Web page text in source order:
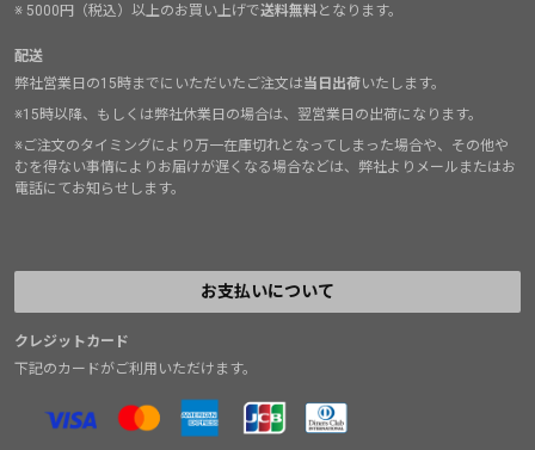
※ 5000円（税込）以上のお買い上げで送料無料となります。
配送
弊社営業日の15時までにいただいたご注文は当日出荷いたします。
※15時以降、もしくは弊社休業日の場合は、翌営業日の出荷になります。
※ご注文のタイミングにより万一在庫切れとなってしまった場合や、その他や
むを得ない事情によりお届けが遅くなる場合などは、弊社よりメールまたはお
電話にてお知らせします。
お支払いについて
クレジットカード
下記のカードがご利用いただけます。